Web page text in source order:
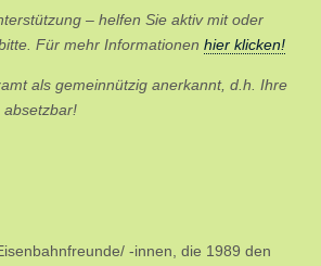
– helfen Sie aktiv mit oder
Für mehr Informationen hier klicken!
als gemeinnützig anerkannt, d.h. Ihre
absetzbar!
-innen, die 1989 den